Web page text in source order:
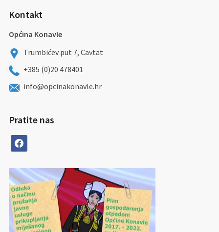
Kontakt
Općina Konavle
Trumbićev put 7, Cavtat
+385 (0)20 478401
info@opcinakonavle.hr
Pratite nas
facebook